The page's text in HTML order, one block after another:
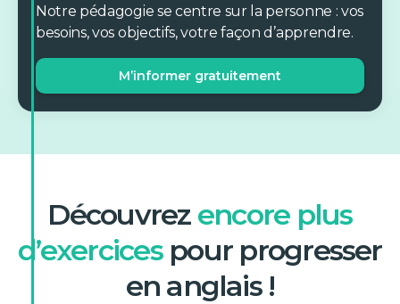
Notre pédagogie se centre sur la personne : vos
besoins, vos objectifs, votre façon d’apprendre.
M’informer gratuitement
Découvrez encore plus
d’exercicespour progresser
en anglais !